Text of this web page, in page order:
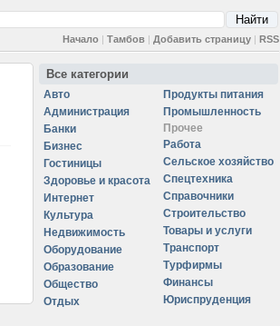
Начало | Тамбов | Добавить страницу | RSS
Все категории
Авто
Администрация
Банки
Бизнес
Гостиницы
Здоровье и красота
Интернет
Культура
Недвижимость
Оборудование
Образование
Общество
Отдых
Продукты питания
Промышленность
Прочее
Работа
Сельское хозяйство
Спецтехника
Справочники
Строительство
Товары и услуги
Транспорт
Турфирмы
Финансы
Юриспруденция